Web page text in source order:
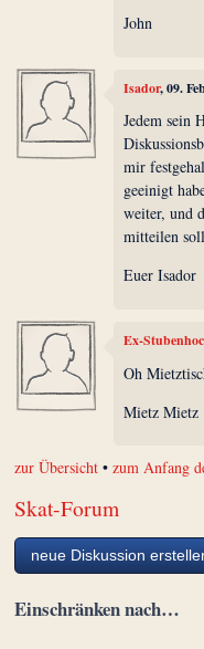
John
Isador, 09.
Jedem sein
mir
geeinigt
weiter, und
mitteilen
Euer Isador
Ex-
Oh
Mietz Mietz
zur Übersicht •zum Anfang
Skat-Forum
neue Diskussion
Einschränken nach…